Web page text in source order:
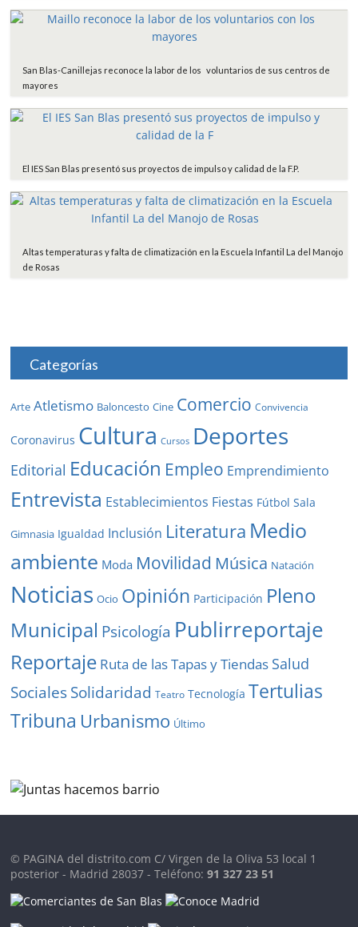
San Blas-Canillejas reconoce la labor de los voluntarios de sus centros de
mayores
El IES San Blas presentó sus proyectos de impulso y calidad de la F.P.
Altas temperaturas y falta de climatización en la Escuela Infantil La del Manojo
de Rosas
Categorías
Arte Atletismo Baloncesto Cine Comercio Convivencia
Coronavirus Cultura Cursos Deportes
Editorial Educación Empleo Emprendimiento
Entrevista Establecimientos Fiestas Fútbol Sala
Gimnasia Igualdad Inclusión Literatura Medio
ambiente Moda Movilidad Música Natación
Noticias Ocio Opinión Participación Pleno
Municipal Psicología Publirreportaje
Reportaje Ruta de las Tapas y Tiendas Salud
SocialesSolidaridad Teatro Tecnología Tertulias
Tribuna Urbanismo Último
© PAGINA del distrito.com C/ Virgen de la Oliva 53 local 1
posterior - Madrid 28037 - Teléfono:91 327 23 51